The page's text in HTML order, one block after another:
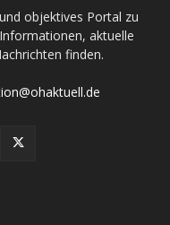
objektives Portal zu
aktuelle
finden.